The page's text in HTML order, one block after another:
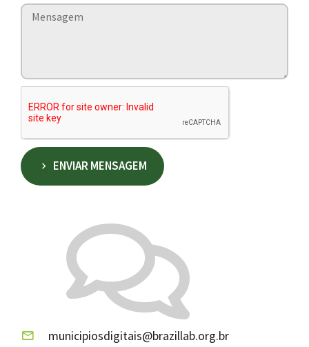
ENVIAR MENSAGEM
municipiosdigitais@brazillab.org.br